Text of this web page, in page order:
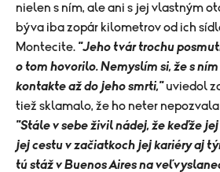
nielen s ním, ale ani s jej vlastným
býva iba zopár kilometrov od ich
Montecite. "Jeho tvár trochu
o tom hovorilo. Nemyslím si, že s
kontakte až do jeho smrti," uviedol
tiež sklamalo, že ho neter
"Stále v sebe živil nádej, že keďže
jej cestu v začiatkoch jej kariéry aj
tú stáž v Buenos Aires na